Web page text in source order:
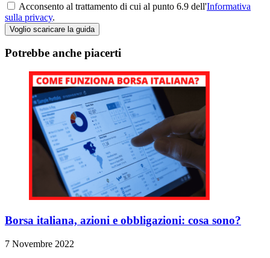
Acconsento al trattamento di cui al punto 6.9 dell'Informativa
sulla privacy.
Voglio scaricare la guida
Potrebbe anche piacerti
Borsa italiana, azioni e obbligazioni: cosa sono?
7 Novembre 2022